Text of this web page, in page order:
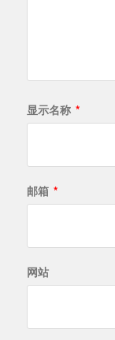
显示名称 *
邮箱 *
网站